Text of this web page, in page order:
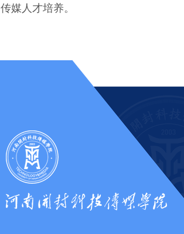
传媒人才培养。